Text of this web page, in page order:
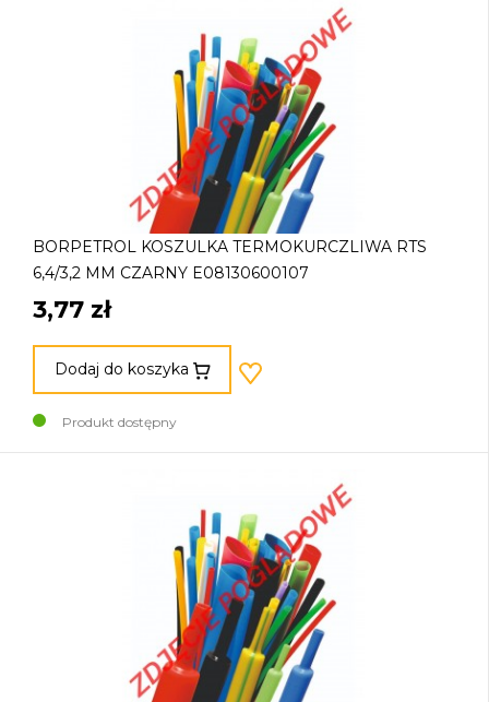
BORPETROL KOSZULKA TERMOKURCZLIWA RTS
6,4/3,2 MM CZARNY E08130600107
3,77 zł
Dodaj do koszyka
Produkt dostępny